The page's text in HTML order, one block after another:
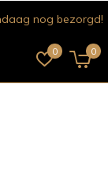
0 0
nog bezorgd!